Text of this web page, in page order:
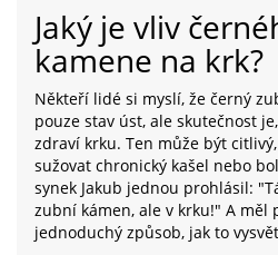
Jaký je vliv
kamene na krk?
Někteří lidé si myslí, že černý
pouze stav úst, ale skutečnost
zdraví krku. Ten může být
sužovat chronický kašel nebo
synek Jakub jednou prohlásil:
zubní kámen, ale v krku!" A měl
jednoduchý způsob, jak to